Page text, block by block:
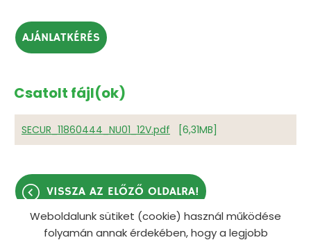
AJÁNLATKÉRÉS
Csatolt fájl(ok)
SECUR_11860444_NU01_12V.pdf [6,31MB]
VISSZA AZ ELŐZŐ OLDALRA!
Weboldalunk sütiket (cookie) használ működése
folyamán annak érdekében, hogy a legjobb